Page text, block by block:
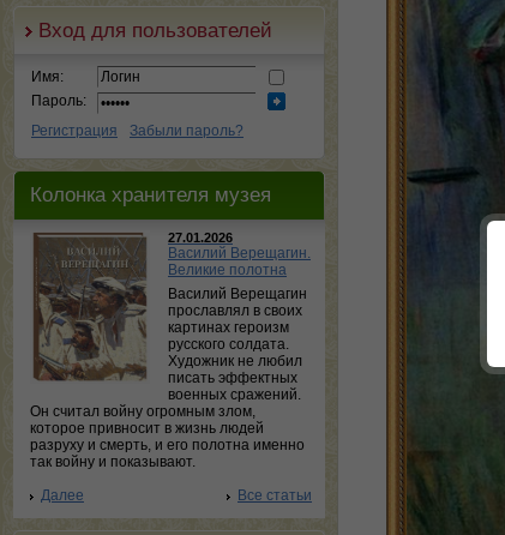
Вход для пользователей
Имя:
Пароль:
Регистрация
Забыли пароль?
Колонка хранителя музея
27.01.2026
Василий Верещагин.
Великие полотна
Василий Верещагин
прославлял в своих
картинах героизм
русского солдата.
Художник не любил
писать эффектных
военных сражений.
Он считал войну огромным злом,
которое привносит в жизнь людей
разруху и смерть, и его полотна именно
так войну и показывают.
Далее
Все статьи